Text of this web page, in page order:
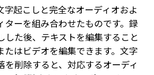
字起こしと完全なオーディオおよ
ターを組み合わせたものです。録
した後、テキストを編集すること
たはビデオを編集できます。文字
を削除すると、対応するオーディ